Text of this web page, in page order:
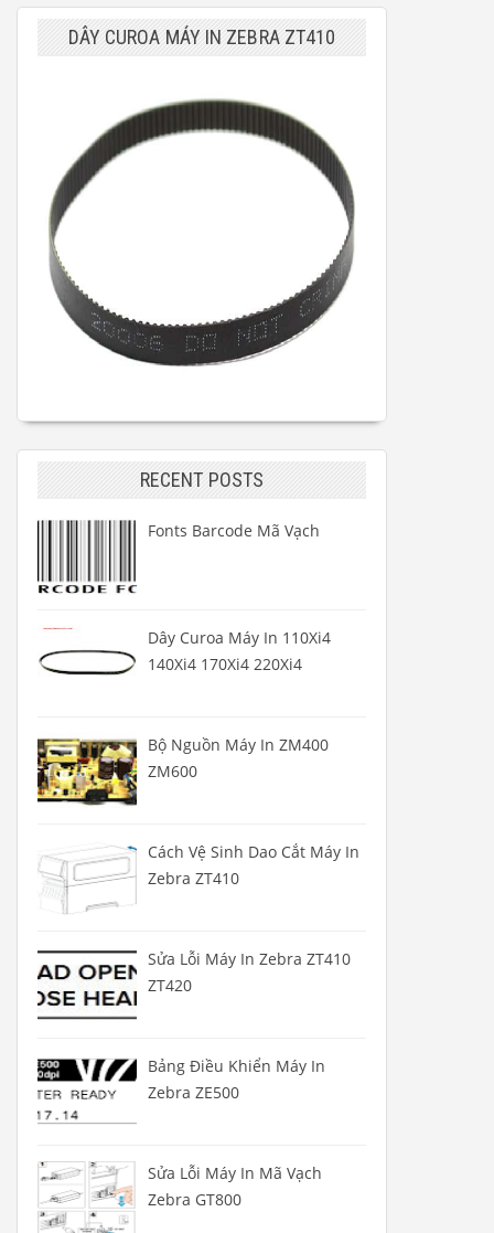
DÂY CUROA MÁY IN ZEBRA ZT410
RECENT POSTS
Fonts Barcode Mã Vạch
Dây Curoa Máy In 110Xi4
140Xi4 170Xi4 220Xi4
Bộ Nguồn Máy In ZM400
ZM600
Cách Vệ Sinh Dao Cắt Máy In
Zebra ZT410
Sửa Lỗi Máy In Zebra ZT410
ZT420
Bảng Điều Khiển Máy In
Zebra ZE500
Sửa Lỗi Máy In Mã Vạch
Zebra GT800